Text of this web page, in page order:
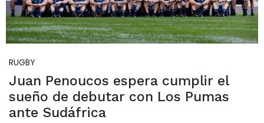
RUGBY
Juan Penoucos espera cumplir el
sueño de debutar con Los Pumas
ante Sudáfrica